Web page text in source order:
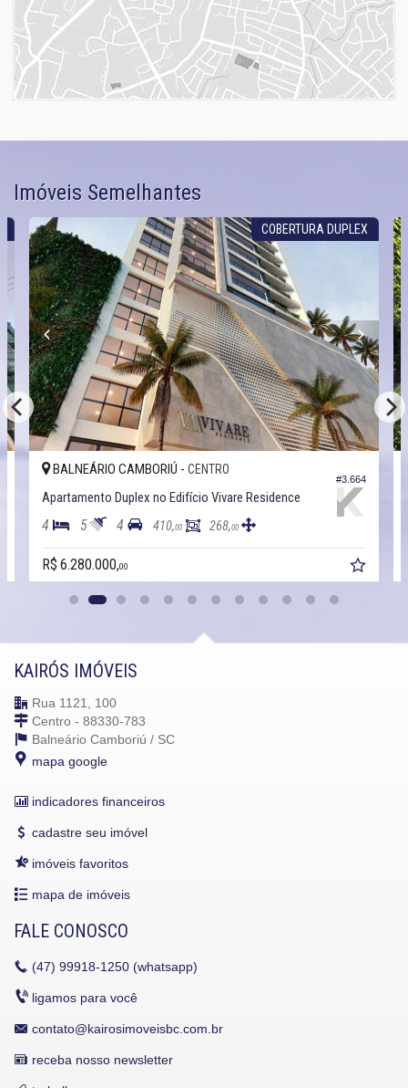
Imóveis Semelhantes
COBERTURA DUPLEX
#3.664
BALNEÁRIO CAMBORIÚ - CENTRO
Apartamento Duplex no Edifício Vivare Residence
4 5 4 410,00 268,00
R$ 6.280.000,00
KAIRÓS IMÓVEIS
Rua 1121, 100
Centro - 88330-783
Balneário Camboriú / SC
mapa google
indicadores financeiros
cadastre seu imóvel
imóveis favoritos
mapa de imóveis
FALE CONOSCO
(47) 99918-1250 (whatsapp)
ligamos para você
contato@kairosimoveisbc.com.br
receba nosso newsletter